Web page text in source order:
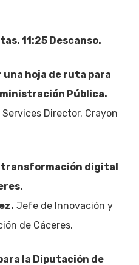
11:25 Descanso.
una hoja de ruta para
Pública.
Services Director. Crayon
transformación digital
Jefe de Innovación y
de Cáceres.
la Diputación de